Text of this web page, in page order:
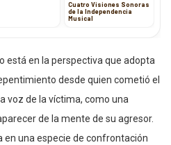
Cuatro Visiones Sonoras
de la Independencia
Musical
está en la perspectiva que adopta
desde quien cometió el
voz de la víctima, como una
de la mente de su agresor.
en una especie de confrontación